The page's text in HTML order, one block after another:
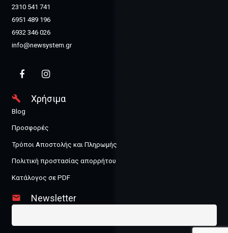
2310 541 741
6951 489 196
6932 346 026
info@newsystem.gr
build Χρήσιμα
Blog
Προσφορές
Τρόποι Αποστολής και Πληρωμής
Πολιτική προστασίας απορρήτου
Κατάλογος σε PDF
email Newsletter